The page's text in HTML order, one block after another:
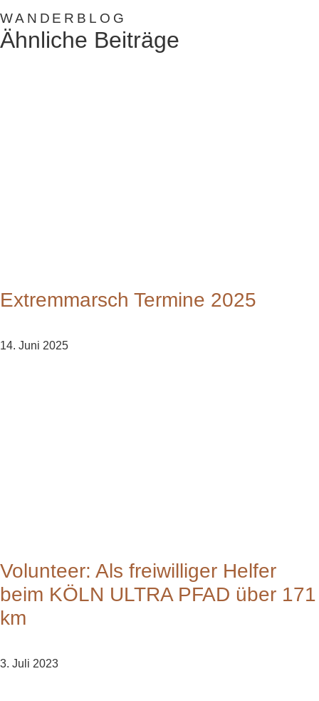
WANDERBLOG
Ähnliche Beiträge
Extremmarsch Termine 2025
14. Juni 2025
Volunteer: Als freiwilliger Helfer
beim KÖLN ULTRA PFAD über 171
km
3. Juli 2023